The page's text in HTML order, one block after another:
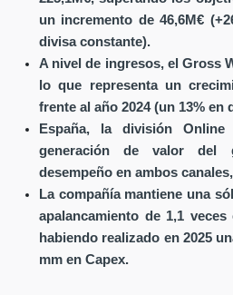
un incremento de 46,6M€
divisa constante).
A nivel de ingresos, el Gross
lo que representa un
frente al año 2024 (un 13% en
España, la división
generación de valor del
desempeño en ambos
La compañía mantiene una
apalancamiento de 1,1
habiendo realizado en 2025
mm en Capex.